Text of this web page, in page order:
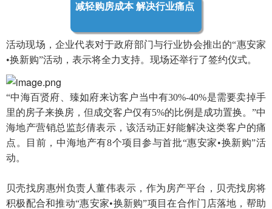
减轻购房成本解决行业痛点
活动现场，企业代表对于政府部门与行业协会推出的“惠安家
•换新购”活动，表示将全力支持。现场还举行了签约仪式。
“中海百贤府、臻如府来访客户当中有30%-40%是需要卖掉手
里的房子来换房，但成交客户仅有5%的比例是成功置换。”中
海地产营销总监彭倩表示，该活动正好能解决这类客户的痛
点。目前，中海地产有8个项目参与首批“惠安家•换新购”活
动。
贝壳找房惠州负责人董伟表示，作为房产平台，贝壳找房将
积极配合和推动“惠安家•换新购”项目在合作门店落地，帮助